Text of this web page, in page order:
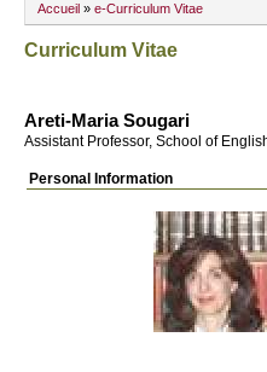
Accueil » e-Curriculum Vitae
Curriculum Vitae
Areti-Maria Sougari
Assistant Professor, School of
Personal Information